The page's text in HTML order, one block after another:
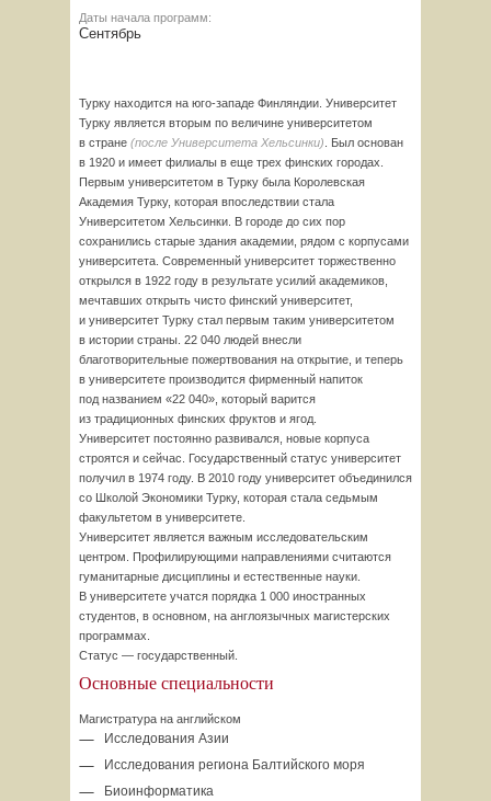
Даты начала программ:
Сентябрь
Турку находится на юго-западе Финляндии. Университет
Турку является вторым по величине университетом
в стране (после Университета Хельсинки) . Был основан
в 1920 и имеет филиалы в еще трех финских городах.
Первым университетом в Турку была Королевская
Академия Турку, которая впоследствии стала
Университетом Хельсинки. В городе до сих пор
сохранились старые здания академии, рядом с корпусами
университета. Современный университет торжественно
открылся в 1922 году в результате усилий академиков,
мечтавших открыть чисто финский университет,
и университет Турку стал первым таким университетом
в истории страны. 22 040 людей внесли
благотворительные пожертвования на открытие, и теперь
в университете производится фирменный напиток
под названием «22 040», который варится
из традиционных финских фруктов и ягод.
Университет постоянно развивался, новые корпуса
строятся и сейчас. Государственный статус университет
получил в 1974 году. В 2010 году университет объединился
со Школой Экономики Турку, которая стала седьмым
факультетом в университете.
Университет является важным исследовательским
центром. Профилирующими направлениями считаются
гуманитарные дисциплины и естественные науки.
В университете учатся порядка 1 000 иностранных
студентов, в основном, на англоязычных магистерских
программах.
Статус — государственный.
Основные специальности
Магистратура на английском
Исследования Азии
Исследования региона Балтийского моря
Биоинформатика